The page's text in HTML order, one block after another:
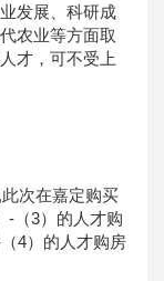
发展、科研成
农业等方面取
才，可不受上
次在嘉定购买
-（3）的人才购
4）的人才购房